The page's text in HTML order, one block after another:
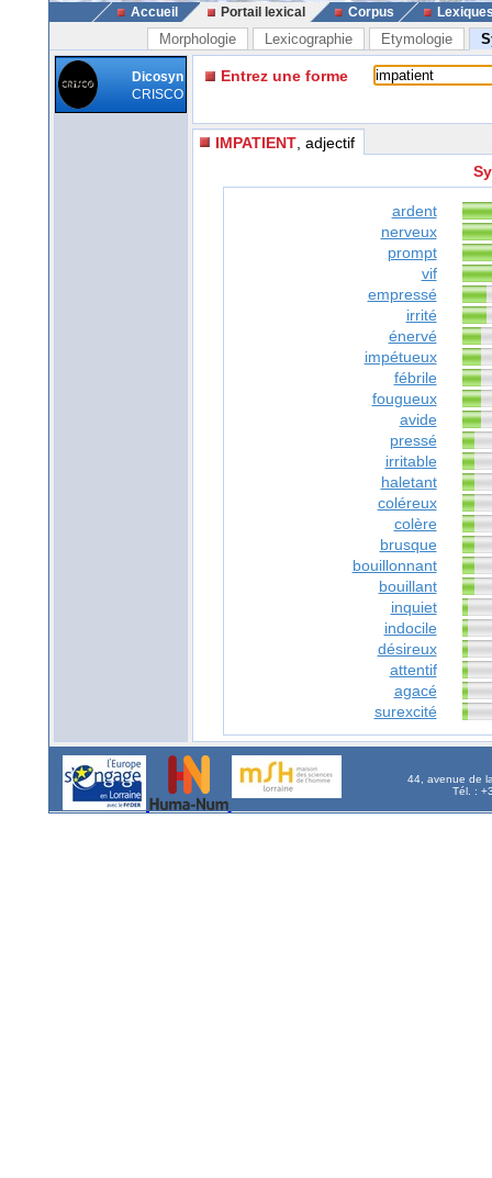
Accueil Portail lexical Corpus
Morphologie Lexicographie Etymologie
Dicosyn
CRISCO
Entrez une forme
IMPATIENT , adjectif
ardent
nerveux
prompt
vif
empressé
irrité
énervé
impétueux
fébrile
fougueux
avide
pressé
irritable
haletant
coléreux
colère
brusque
bouillonnant
bouillant
inquiet
indocile
désireux
attentif
agacé
surexcité
44, avenue de
Tél. :